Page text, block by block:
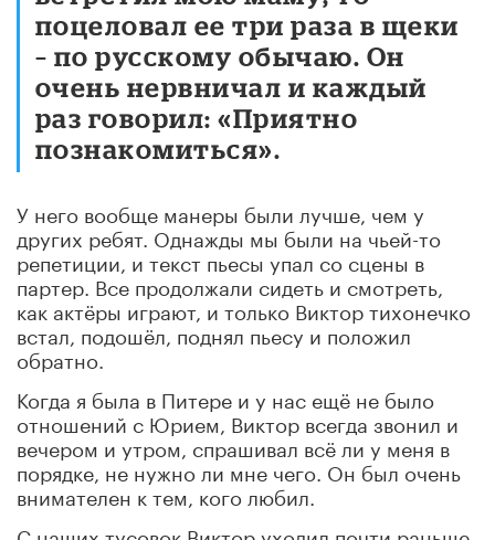
поцеловал ее три раза в щеки
– по русскому обычаю. Он
очень нервничал и каждый
раз говорил: «Приятно
познакомиться».
У него вообще манеры были лучше, чем у
других ребят. Однажды мы были на чьей-то
репетиции, и текст пьесы упал со сцены в
партер. Все продолжали сидеть и смотреть,
как актёры играют, и только Виктор тихонечко
встал, подошёл, поднял пьесу и положил
обратно.
Когда я была в Питере и у нас ещё не было
отношений с Юрием, Виктор всегда звонил и
вечером и утром, спрашивал всё ли у меня в
порядке, не нужно ли мне чего. Он был очень
внимателен к тем, кого любил.